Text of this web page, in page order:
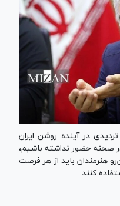
در آینده روشن ایران
صحنه حضور نداشته باشیم،
هنرمندان باید از هر فرصت
کنند.